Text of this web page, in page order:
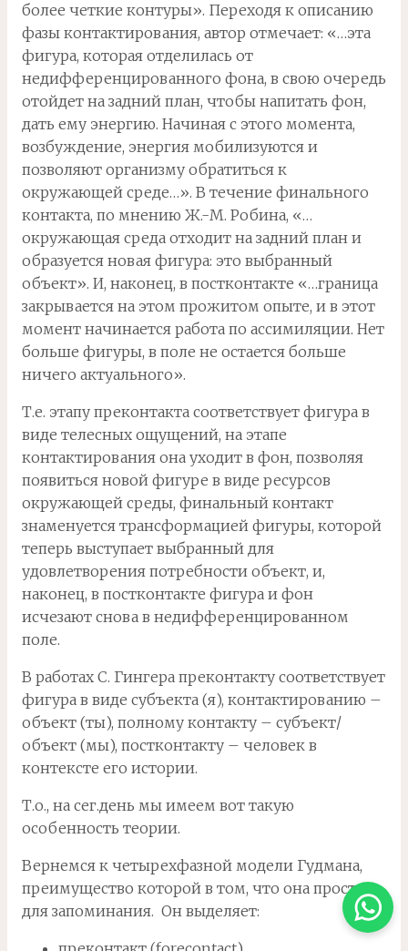
более четкие контуры». Переходя к описанию
фазы контактирования, автор отмечает: «…эта
фигура, которая отделилась от
недифференцированного фона, в свою очередь
отойдет на задний план, чтобы напитать фон,
дать ему энергию. Начиная с этого момента,
возбуждение, энергия мобилизуются и
позволяют организму обратиться к
окружающей среде…». В течение финального
контакта, по мнению Ж.-М. Робина, «…
окружающая среда отходит на задний план и
образуется новая фигура: это выбранный
объект». И, наконец, в постконтакте «…граница
закрывается на этом прожитом опыте, и в этот
момент начинается работа по ассимиляции. Нет
больше фигуры, в поле не остается больше
ничего актуального».
Т.е. этапу преконтакта соответствует фигура в
виде телесных ощущений, на этапе
контактирования она уходит в фон, позволяя
появиться новой фигуре в виде ресурсов
окружающей среды, финальный контакт
знаменуется трансформацией фигуры, которой
теперь выступает выбранный для
удовлетворения потребности объект, и,
наконец, в постконтакте фигура и фон
исчезают снова в недифференцированном
поле.
В работах С. Гингера преконтакту соответствует
фигура в виде субъекта (я), контактированию –
объект (ты), полному контакту – субъект/
объект (мы), постконтакту – человек в
контексте его истории.
Т.о., на сег.день мы имеем вот такую
особенность теории.
Вернемся к четырехфазной модели Гудмана,
преимущество которой в том, что она проста
для запоминания. Он выделяет: